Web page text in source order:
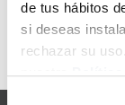
de tus hábitos
si deseas
rechazar su
nuestraPolítica
Error:Request